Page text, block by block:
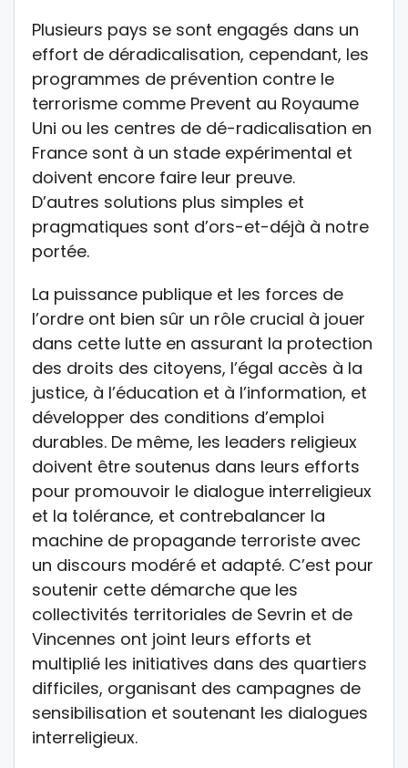
Plusieurs pays se sont engagés dans un
effort de déradicalisation, cependant, les
programmes de prévention contre le
terrorisme comme Prevent au Royaume
Uni ou les centres de dé-radicalisation en
France sont à un stade expérimental et
doivent encore faire leur preuve.
D’autres solutions plus simples et
pragmatiques sont d’ors-et-déjà à notre
portée.
La puissance publique et les forces de
l’ordre ont bien sûr un rôle crucial à jouer
dans cette lutte en assurant la protection
des droits des citoyens, l’égal accès à la
justice, à l’éducation et à l’information, et
développer des conditions d’emploi
durables. De même, les leaders religieux
doivent être soutenus dans leurs efforts
pour promouvoir le dialogue interreligieux
et la tolérance, et contrebalancer la
machine de propagande terroriste avec
un discours modéré et adapté. C’est pour
soutenir cette démarche que les
collectivités territoriales de Sevrin et de
Vincennes ont joint leurs efforts et
multiplié les initiatives dans des quartiers
difficiles, organisant des campagnes de
sensibilisation et soutenant les dialogues
interreligieux.